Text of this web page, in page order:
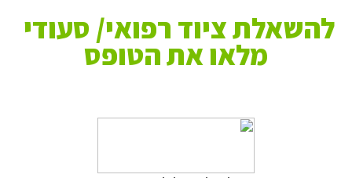
להשאלת ציוד רפואי/ סעודי
מלאו את הטופס